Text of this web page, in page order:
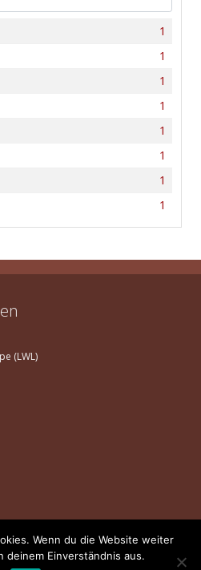
1
1
1
1
1
1
1
1
(LWL)
Wenn du die Website weiter
deinem Einverständnis aus.